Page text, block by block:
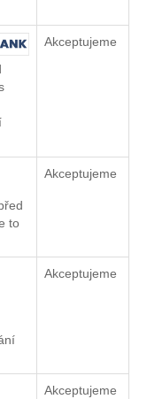
Akceptujeme
to
Akceptujeme
Akceptujeme
Akceptujeme